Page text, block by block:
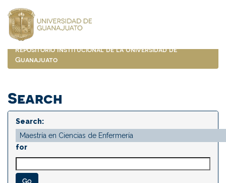
navigation
Repositorio Institucional de la Universidad de
Guanajuato
Search
Search:
for